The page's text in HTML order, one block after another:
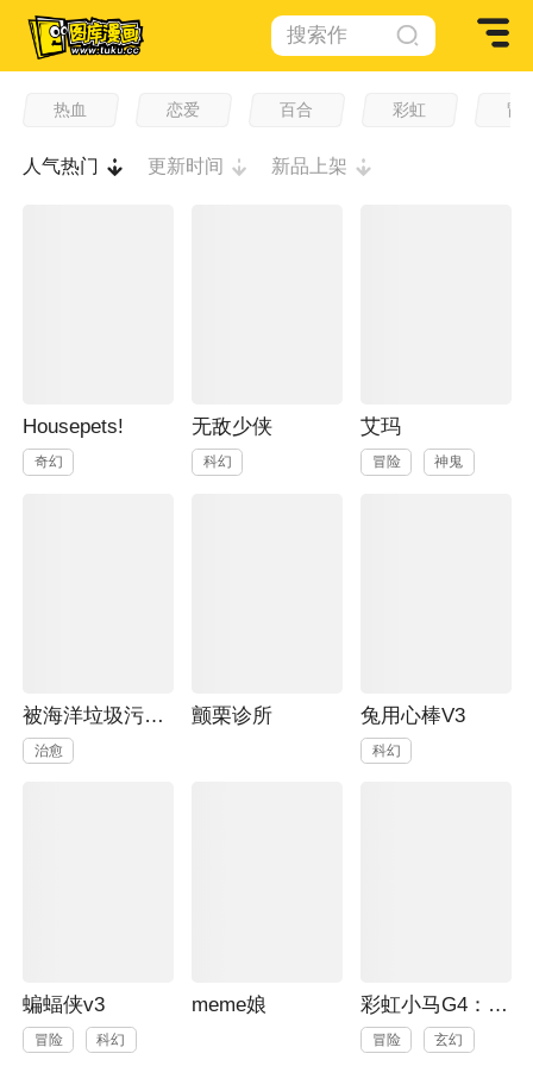
搜索作
品
热血 恋爱 百合 彩虹 冒
人气热门 更新时间 新品上架
Housepets!
奇幻
无敌少侠
科幻
艾玛
冒险 神鬼
被海洋垃圾污染后的小美人鱼
治愈
颤栗诊所 兔用心棒V3
科幻
蝙蝠侠v3
冒险 科幻
meme娘 彩虹小马G4：友情就是魔法
冒险 玄幻